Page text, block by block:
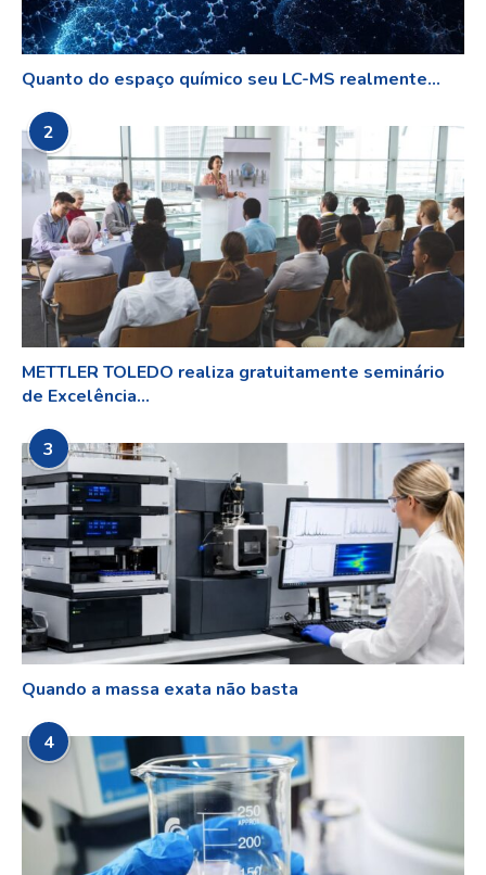
Quanto do espaço químico seu LC-MS realmente...
2
METTLER TOLEDO realiza gratuitamente seminário
de Excelência...
3
Quando a massa exata não basta
4